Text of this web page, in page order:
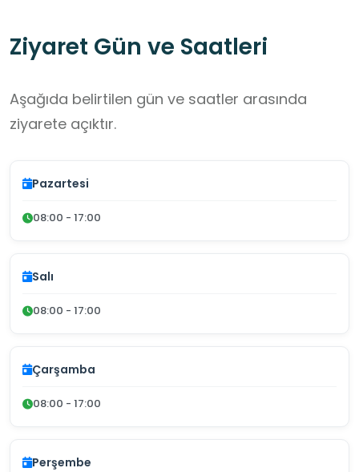
Ziyaret Gün ve Saatleri
Aşağıda belirtilen gün ve saatler arasında
ziyarete açıktır.
Pazartesi
08:00 - 17:00
Salı
08:00 - 17:00
Çarşamba
08:00 - 17:00
Perşembe